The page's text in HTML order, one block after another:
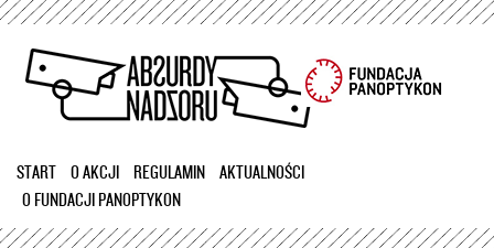
Przejdź
treści
START O AKCJI REGULAMIN
AKTUALNOŚCI
O FUNDACJI PANOPTYKON